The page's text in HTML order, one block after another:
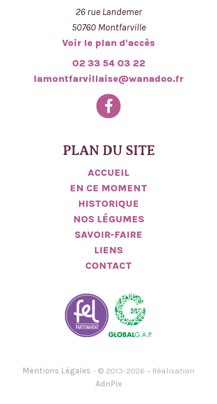
26 rue Landemer
50760 Montfarville
Voir le plan d'accès
02 33 54 03 22
lamontfarvillaise@wanadoo.fr
PLAN DU SITE
ACCUEIL
EN CE MOMENT
HISTORIQUE
NOS LÉGUMES
SAVOIR-FAIRE
LIENS
CONTACT
Mentions Légales - © 2013-2026 - Réalisation
AdnPix